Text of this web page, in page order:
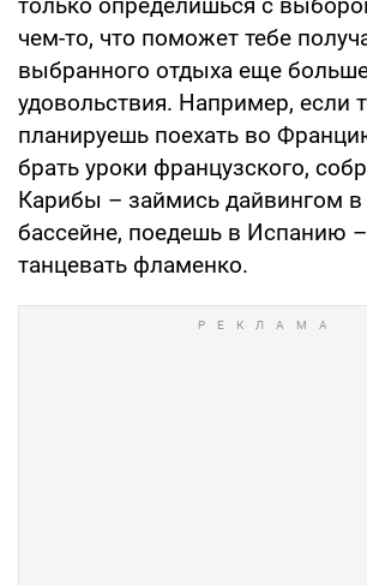
чем-то, что поможет тебе
выбранного отдыха еще
удовольствия. Например, если
планируешь поехать во
брать уроки французского,
Карибы – займись дайвингом
бассейне, поедешь в Испанию
танцевать фламенко.